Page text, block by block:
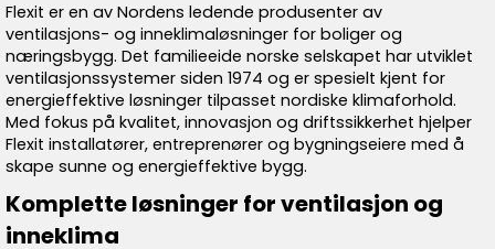
Flexit er en av Nordens ledende produsenter av
ventilasjons- og inneklimaløsninger for boliger og
næringsbygg. Det familieeide norske selskapet har utviklet
ventilasjonssystemer siden 1974 og er spesielt kjent for
energieffektive løsninger tilpasset nordiske klimaforhold.
Med fokus på kvalitet, innovasjon og driftssikkerhet hjelper
Flexit installatører, entreprenører og bygningseiere med å
skape sunne og energieffektive bygg.
Komplette løsninger for ventilasjon og
inneklima